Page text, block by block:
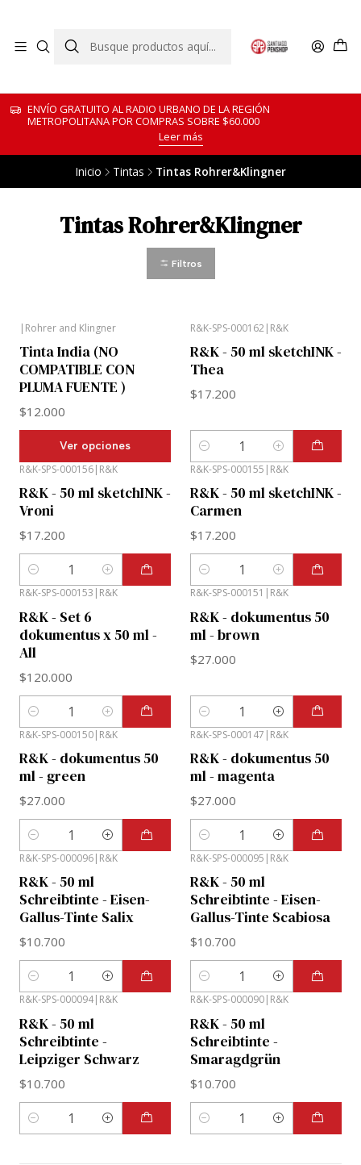
ENVÍO GRATUITO AL RADIO URBANO DE LA REGIÓN
METROPOLITANA POR COMPRAS SOBRE $60.000
Leer más
Inicio Tintas Tintas Rohrer&Klingner
Tintas Rohrer&Klingner
Filtros
| Rohrer and Klingner
Tinta India (NO
COMPATIBLE CON
PLUMA FUENTE )
$12.000
Ver opciones
R&K-SPS-000162| R&K
R&K - 50 ml sketchINK -
Thea
$17.200
Cantidad
R&K-SPS-000156| R&K
R&K - 50 ml sketchINK -
Vroni
$17.200
Cantidad
R&K-SPS-000155 | R&K
R&K - 50 ml sketchINK -
Carmen
$17.200
Cantidad
R&K-SPS-000153 | R&K
R&K - Set 6
dokumentus x 50 ml -
All
$120.000
Cantidad
R&K-SPS-000151 | R&K
R&K - dokumentus 50
ml - brown
$27.000
Cantidad
R&K-SPS-000150| R&K
R&K - dokumentus 50
ml - green
$27.000
Cantidad
R&K-SPS-000147 | R&K
R&K - dokumentus 50
ml - magenta
$27.000
Cantidad
R&K-SPS-000096| R&K
R&K - 50 ml
Schreibtinte - Eisen-
Gallus-Tinte Salix
$10.700
Cantidad
R&K-SPS-000095 | R&K
R&K - 50 ml
Schreibtinte - Eisen-
Gallus-Tinte Scabiosa
$10.700
Cantidad
R&K-SPS-000094 R&K
R&K - 50 ml
Schreibtinte -
Leipziger Schwarz
$10.700
Cantidad
R&K-SPS-000090 R&K
R&K - 50 ml
Schreibtinte -
Smaragdgrün
$10.700
Cantidad